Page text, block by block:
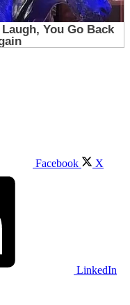
Facebook X
LinkedIn